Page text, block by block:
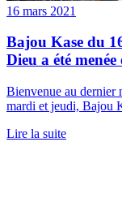
16 mars 2021
Bajou Kase du
Dieu a été
Bienvenue au dernier
mardi et jeudi, Bajou
Lire la suite